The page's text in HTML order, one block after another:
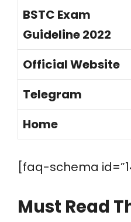
BSTC Exam
Guideline 2022
Official Website
Telegram
Home
[faq-schema
Must Read